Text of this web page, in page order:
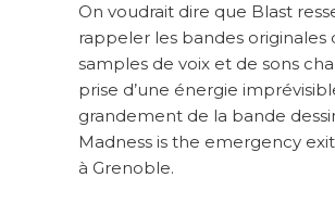
On voudrait dire que Blast
rappeler les bandes originales
samples de voix et de sons
prise d’une énergie
grandement de la bande
Madness is the emergency
à Grenoble.